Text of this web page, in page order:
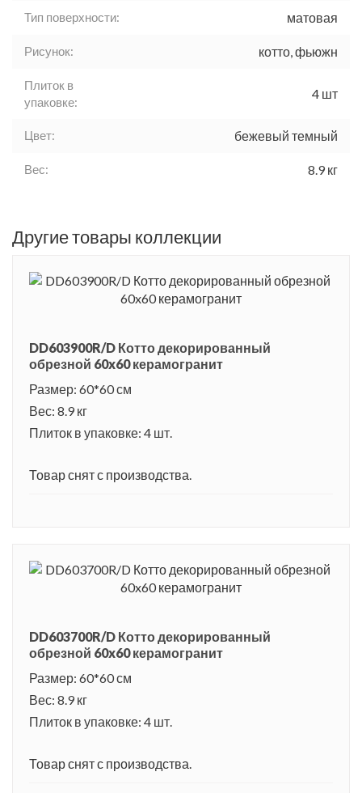
Тип поверхности: матовая
Рисунок: котто, фьюжн
Плиток в
упаковке:
4 шт
Цвет: бежевый темный
Вес: 8.9 кг
Другие товары коллекции
DD603900R/D Котто декорированный
обрезной 60x60 керамогранит
Размер: 60*60 см
Вес: 8.9 кг
Плиток в упаковке: 4 шт.
Товар снят с производства.
DD603700R/D Котто декорированный
обрезной 60x60 керамогранит
Размер: 60*60 см
Вес: 8.9 кг
Плиток в упаковке: 4 шт.
Товар снят с производства.